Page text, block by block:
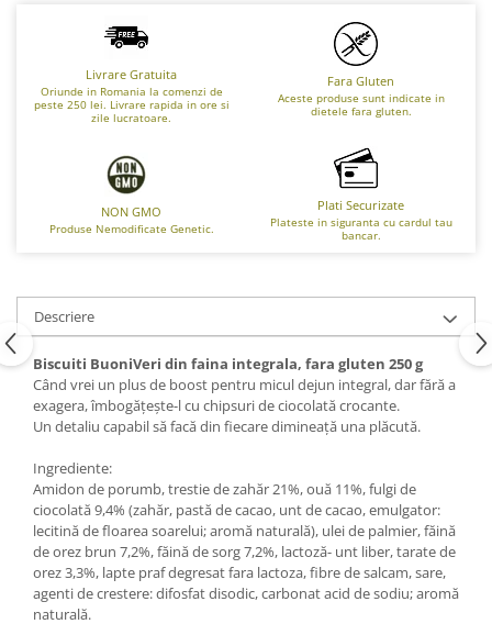
Livrare Gratuita
Oriunde in Romania la comenzi de
peste 250 lei. Livrare rapida in ore si
zile lucratoare.
Fara Gluten
Aceste produse sunt indicate in
dietele fara gluten.
NON GMO
Produse Nemodificate Genetic.
Plati Securizate
Plateste in siguranta cu cardul tau
bancar.
Descriere
Biscuiti BuoniVeri din faina integrala, fara gluten 250 g
Când vrei un plus de boost pentru micul dejun integral, dar fără a
exagera, îmbogățește-l cu chipsuri de ciocolată crocante.
Un detaliu capabil să facă din fiecare dimineață una plăcută.
Ingrediente:
Amidon de porumb, trestie de zahăr 21%, ouă 11%, fulgi de
ciocolată 9,4% (zahăr, pastă de cacao, unt de cacao, emulgator:
lecitină de floarea soarelui; aromă naturală), ulei de palmier, făină
de orez brun 7,2%, făină de sorg 7,2%, lactoză- unt liber, tarate de
orez 3,3%, lapte praf degresat fara lactoza, fibre de salcam, sare,
agenti de crestere: difosfat disodic, carbonat acid de sodiu; aromă
naturală.